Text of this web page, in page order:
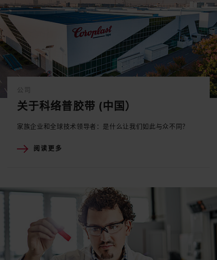
关于科络普胶带 (中国）
家族企业和全球技术领导者：是什么让我们如此与众不同？
阅读更多